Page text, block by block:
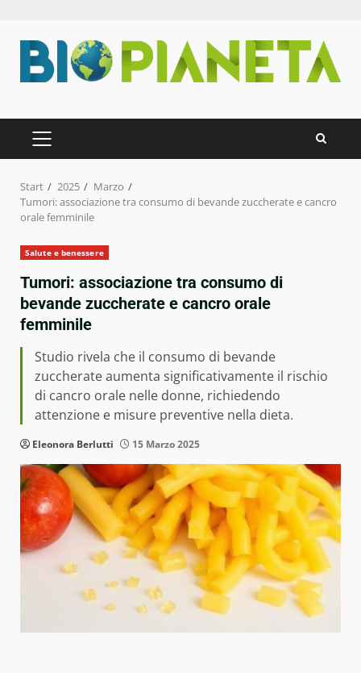
Inhalt
springen
PRIMÄRES
MENÜ
Start 2025
Marzo
Tumori: associazione tra consumo di bevande zuccherate e cancro
orale femminile
Salute e benessere
Tumori: associazione tra consumo di
bevande zuccherate e cancro orale
femminile
Studio rivela che il consumo di bevande
zuccherate aumenta significativamente il rischio
di cancro orale nelle donne, richiedendo
attenzione e misure preventive nella dieta.
Eleonora Berlutti 15 Marzo 2025